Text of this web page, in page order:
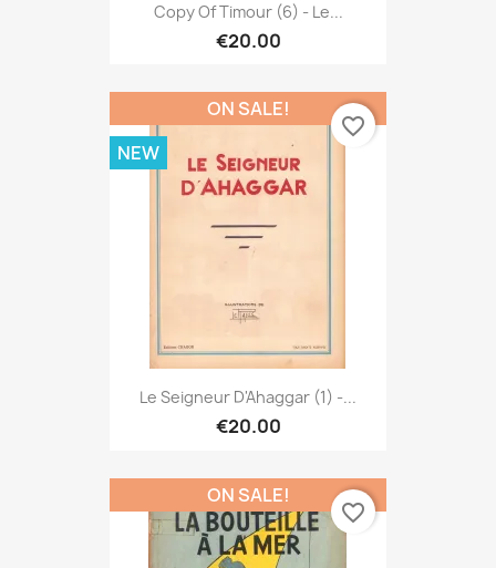
Copy Of Timour (6) - Le...
€20.00
Le Seigneur D'Ahaggar (1) -...
€20.00
ON SALE!
NEW
favorite_border
ON SALE!
favorite_border